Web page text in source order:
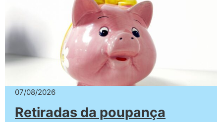
07/08/2026
Retiradas da poupança